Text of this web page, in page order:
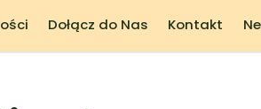
Dołącz do Nas Kontakt